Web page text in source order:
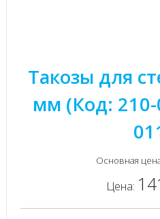
Такозы для
мм (Код: 210-
Основная
Цена: